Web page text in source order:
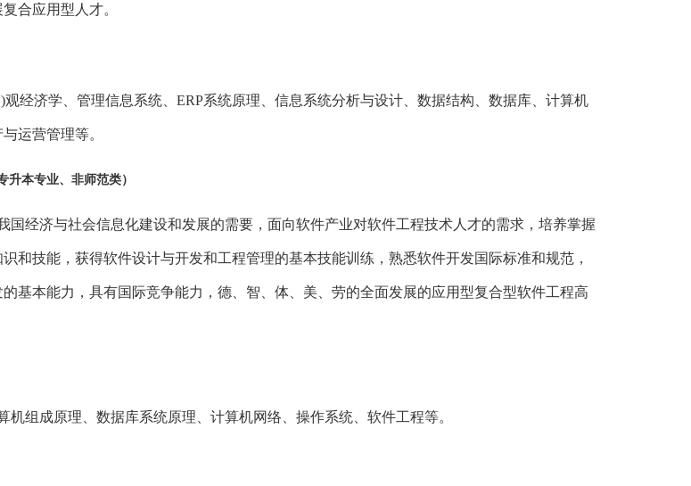
合应用型人才。
观经济学、管理信息系统、ERP系统原理、信息系统分析与设计、数据结构、数据库、计算机
运营管理等。
升本专业、非师范类）
国经济与社会信息化建设和发展的需要，面向软件产业对软件工程技术人才的需求，培养掌握
和技能，获得软件设计与开发和工程管理的基本技能训练，熟悉软件开发国际标准和规范，
基本能力，具有国际竞争能力，德、智、体、美、劳的全面发展的应用型复合型软件工程高
机组成原理、数据库系统原理、计算机网络、操作系统、软件工程等。